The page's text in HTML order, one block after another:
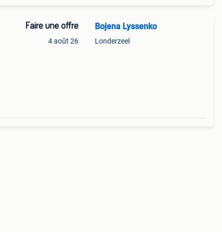
Faire une offre
4 août 26
Bojena Lyssenko
Londerzeel